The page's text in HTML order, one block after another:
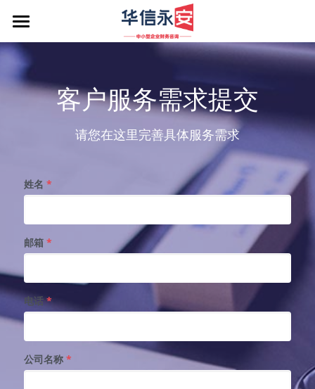
简体中文
提交您的服务需求
客户服务需求提交
请您在这里完善具体服务需求
姓名 *
邮箱*
电话*
公司名称*